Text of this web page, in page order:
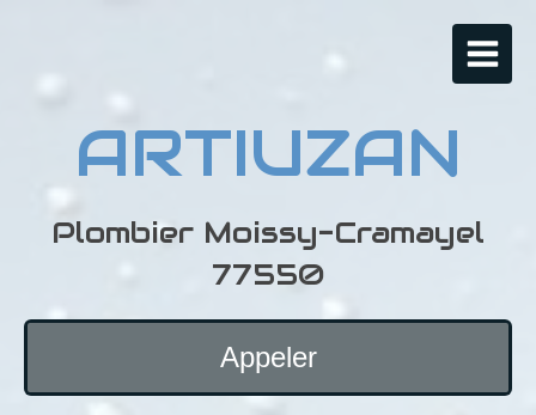
ARTIUZAN
Plombier Moissy-Cramayel
77550
Appeler